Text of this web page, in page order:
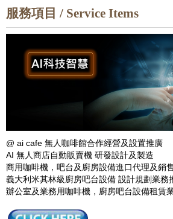
服務項目 / Service Items
@ ai cafe 無人咖啡館合作經營及設置推廣
AI 無人商店自動販賣機 研發設計及製造
商用咖啡機，吧台及廚房設備進口代理及銷
義大利米其林級廚房吧台設備 設計規劃業務
辦公室及業務用咖啡機，廚房吧台設備租賃